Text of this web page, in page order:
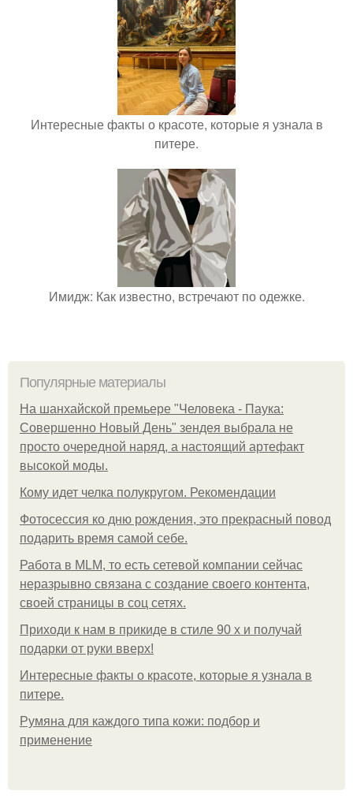
Интересные факты о красоте, которые я узнала в
питере.
Имидж: Как известно, встречают по одежке.
Популярные материалы
На шанхайской премьере "Человека - Паука:
Совершенно Новый День" зендея выбрала не
просто очередной наряд, а настоящий артефакт
высокой моды.
Кому идет челка полукругом. Рекомендации
Фотосессия ко дню рождения, это прекрасный повод
подарить время самой себе.
Работа в MLM, то есть сетевой компании сейчас
неразрывно связана с создание своего контента,
своей страницы в соц сетях.
Приходи к нам в прикиде в стиле 90 х и получай
подарки от руки вверх!
Интересные факты о красоте, которые я узнала в
питере.
Румяна для каждого типа кожи: подбор и
применение